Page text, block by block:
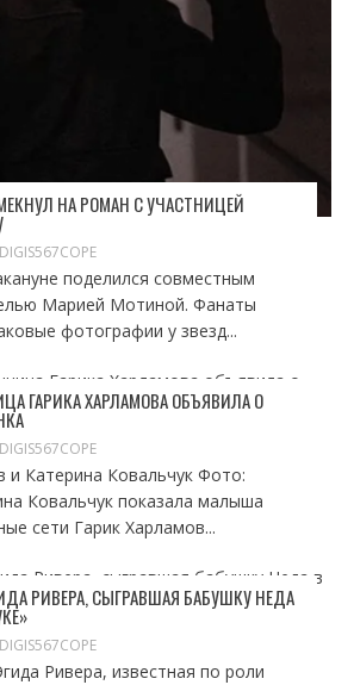
НА РОМАН С УЧАСТНИЦЕЙ
DIGIS567COPE
поделился совместным
Марией Мотиной. Фанаты
фотографии у звезд...
ГАРИКА ХАРЛАМОВА ОБЪЯВИЛА О
DIGIS567COPE
и Катерина Ковальчук Фото:
Ковальчук показала малыша
сети Гарик Харламов...
РИВЕРА, СЫГРАВШАЯ БАБУШКУ НЕДА
DIGIS567COPE
Ривера, известная по роли